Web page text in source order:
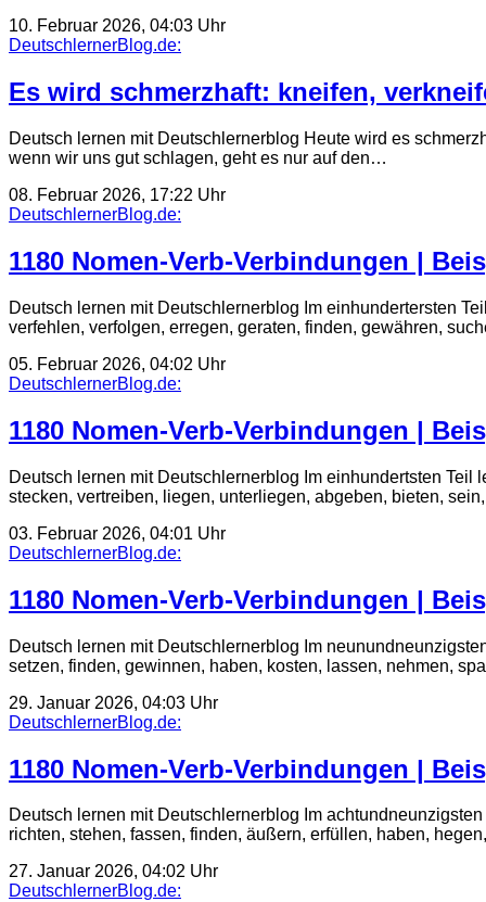
10. Februar 2026, 04:03 Uhr
DeutschlernerBlog.de:
Es wird schmerzhaft: kneifen,
Deutsch lernen mit Deutschlernerblog Heute wird es
wenn wir uns gut schlagen, geht es nur auf den…
08. Februar 2026, 17:22 Uhr
DeutschlernerBlog.de:
1180 Nomen-Verb-Verbindungen |
Deutsch lernen mit Deutschlernerblog Im einhundertersten
verfehlen, verfolgen, erregen, geraten, finden, gewähren,
05. Februar 2026, 04:02 Uhr
DeutschlernerBlog.de:
1180 Nomen-Verb-Verbindungen |
Deutsch lernen mit Deutschlernerblog Im einhundertsten
stecken, vertreiben, liegen, unterliegen, abgeben, bieten,
03. Februar 2026, 04:01 Uhr
DeutschlernerBlog.de:
1180 Nomen-Verb-Verbindungen |
Deutsch lernen mit Deutschlernerblog Im
setzen, finden, gewinnen, haben, kosten, lassen, nehmen,
29. Januar 2026, 04:03 Uhr
DeutschlernerBlog.de:
1180 Nomen-Verb-Verbindungen |
Deutsch lernen mit Deutschlernerblog Im
richten, stehen, fassen, finden, äußern, erfüllen, haben,
27. Januar 2026, 04:02 Uhr
DeutschlernerBlog.de: